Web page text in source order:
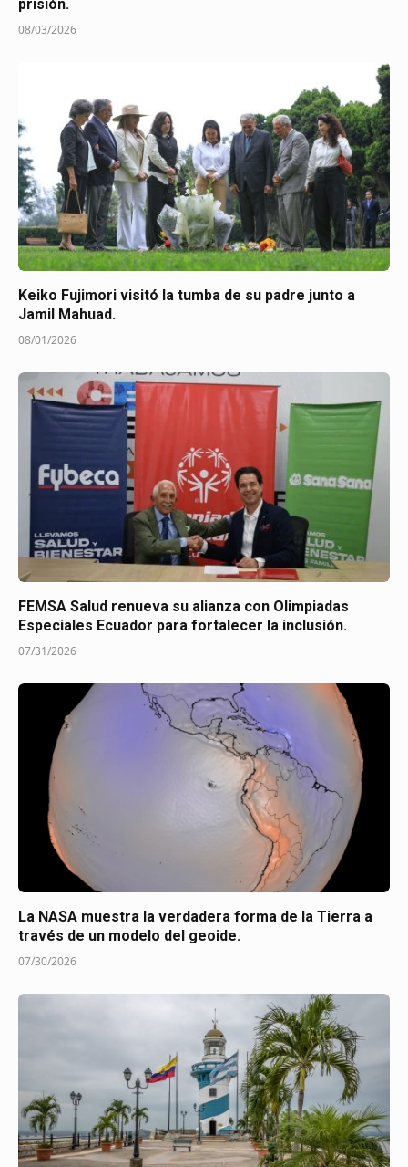
prisión.
08/03/2026
Keiko Fujimori visitó la tumba de su padre junto a
Jamil Mahuad.
08/01/2026
FEMSA Salud renueva su alianza con Olimpiadas
Especiales Ecuador para fortalecer la inclusión.
07/31/2026
La NASA muestra la verdadera forma de la Tierra a
través de un modelo del geoide.
07/30/2026